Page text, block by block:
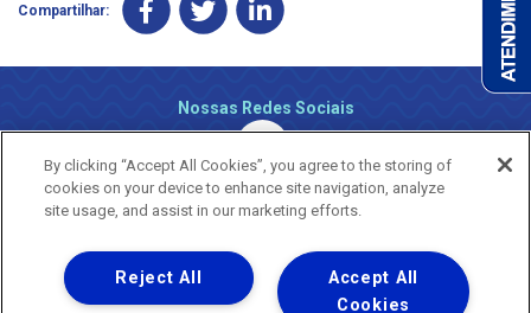
Compartilhar:
Nossas Redes Sociais
Uma empresa
Copyright ® 2026 - Todos os Direitos Reservados.
By clicking “Accept All Cookies”, you agree to the storing of
cookies on your device to enhance site navigation, analyze
site usage, and assist in our marketing efforts.
Accept All
Cookies
Reject All